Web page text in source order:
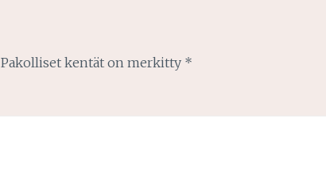
Pakolliset kentät on merkitty *